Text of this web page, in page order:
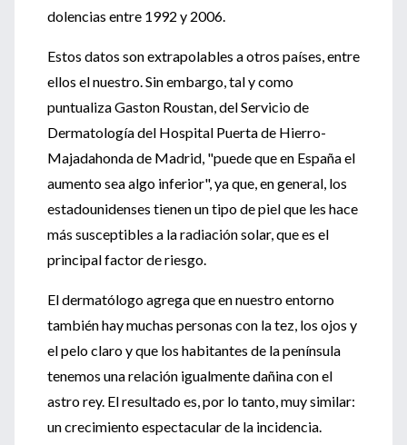
dolencias entre 1992 y 2006.
Estos datos son extrapolables a otros países, entre
ellos el nuestro. Sin embargo, tal y como
puntualiza Gaston Roustan, del Servicio de
Dermatología del Hospital Puerta de Hierro-
Majadahonda de Madrid, "puede que en España el
aumento sea algo inferior", ya que, en general, los
estadounidenses tienen un tipo de piel que les hace
más susceptibles a la radiación solar, que es el
principal factor de riesgo.
El dermatólogo agrega que en nuestro entorno
también hay muchas personas con la tez, los ojos y
el pelo claro y que los habitantes de la península
tenemos una relación igualmente dañina con el
astro rey. El resultado es, por lo tanto, muy similar:
un crecimiento espectacular de la incidencia.